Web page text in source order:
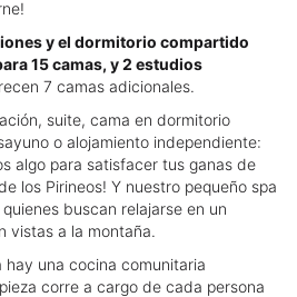
y el dormitorio compartido
15 camas, y 2 estudios
7 camas adicionales.
suite, cama en dormitorio
o alojamiento independiente:
algo para satisfacer tus ganas de
los Pirineos! Y nuestro pequeño spa
buscan relajarse en un
vistas a la montaña.
hay una cocina comunitaria
corre a cargo de cada persona